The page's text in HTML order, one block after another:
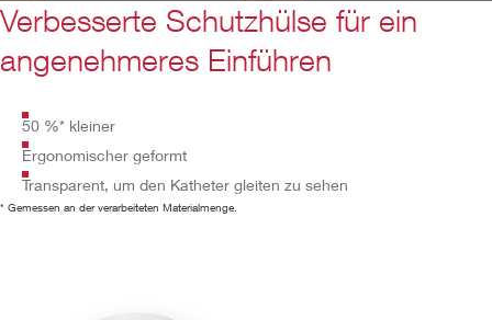
Verbesserte Schutzhülse für ein
angenehmeres Einführen
50 %* kleiner
Ergonomischer geformt
Transparent, um den Katheter gleiten zu sehen
* Gemessen an der verarbeiteten Materialmenge.